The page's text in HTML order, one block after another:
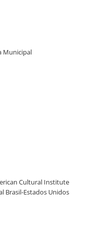
Municipal
Cultural Institute
Brasil-Estados Unidos